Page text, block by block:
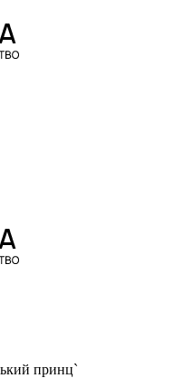
принц`